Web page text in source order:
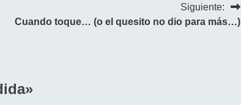
Siguiente:
Cuando toque… (o el quesito no dio para más…)
»